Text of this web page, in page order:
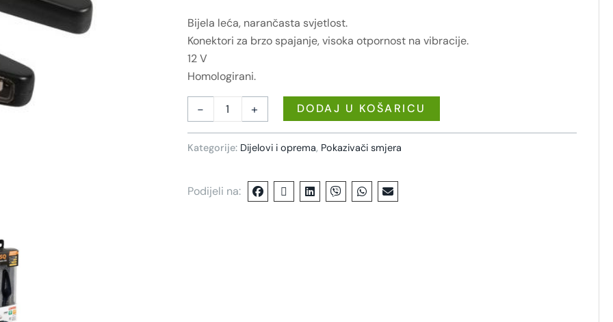
Bijela leća, narančasta svjetlost.
Konektori za brzo spajanje, visoka otpornost na vibracije.
12 V
Homologirani.
- + DODAJ U KOŠARICU
Kategorije: Dijelovi i oprema, Pokazivači smjera
Podijeli na: